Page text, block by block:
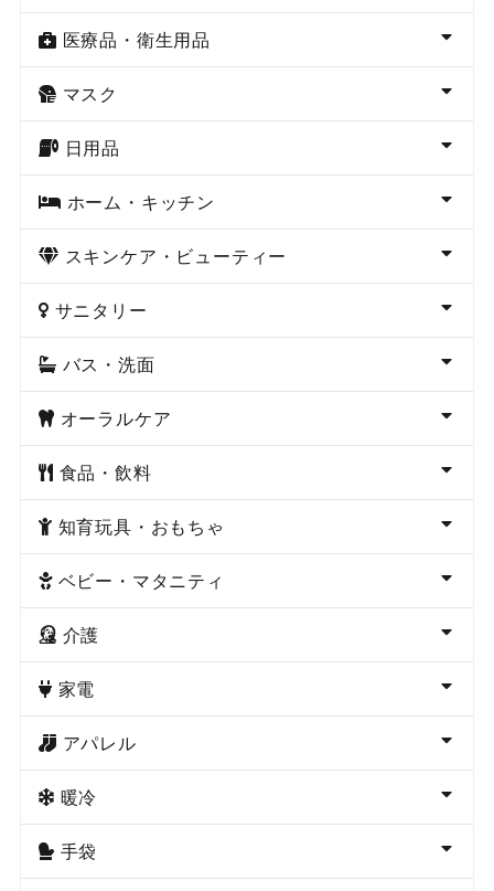
医療品・衛生用品
マスク
日用品
ホーム・キッチン
スキンケア・ビューティー
サニタリー
バス・洗面
オーラルケア
食品・飲料
知育玩具・おもちゃ
ベビー・マタニティ
介護
家電
アパレル
暖冷
手袋